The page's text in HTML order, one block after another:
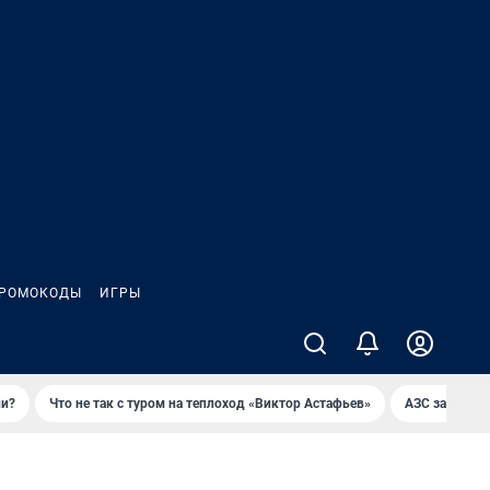
ИГРЫ
Что не так с туром на теплоход «Виктор Астафьев» AЗС